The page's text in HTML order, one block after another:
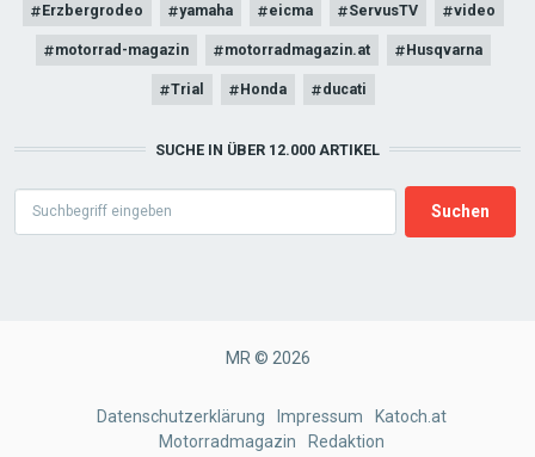
Erzbergrodeo yamaha eicma ServusTV video
motorrad-magazin motorradmagazin.at Husqvarna
Trial Honda ducati
SUCHE IN ÜBER 12.000 ARTIKEL
MR © 2026
Datenschutzerklärung Impressum
Katoch.at
Motorradmagazin
Redaktion